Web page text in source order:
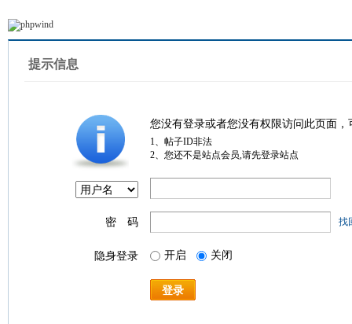
提示信息
您没有登录或者您没有权限访问此页面
1、帖子ID非法
2、您还不是站点会员,请先登录站点
密 码 找
隐身登录 开启 关闭
登录